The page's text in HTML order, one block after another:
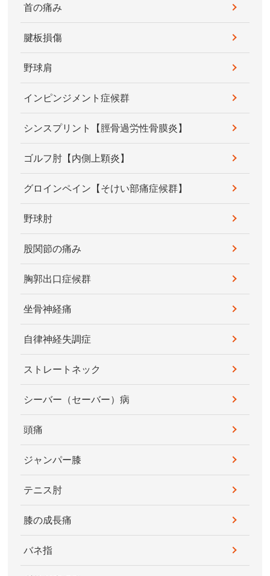
首の痛み
腱板損傷
野球肩
インピンジメント症候群
シンスプリント【脛骨過労性骨膜炎】
ゴルフ肘【内側上顆炎】
グロインペイン【そけい部痛症候群】
野球肘
股関節の痛み
胸郭出口症候群
坐骨神経痛
自律神経失調症
ストレートネック
シーバー（セーバー）病
頭痛
ジャンパー膝
テニス肘
膝の成長痛
バネ指